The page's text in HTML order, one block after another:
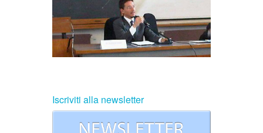
Iscriviti alla newsletter